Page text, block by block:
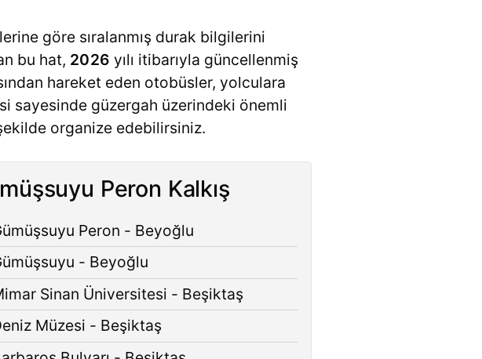
göre sıralanmış durak bilgilerini
bu hat, 2026 yılı itibarıyla güncellenmiş
hareket eden otobüsler, yolculara
sayesinde güzergah üzerindeki önemli
organize edebilirsiniz.
Peron Kalkış
Peron - Beyoğlu
- Beyoğlu
Sinan Üniversitesi - Beşiktaş
Müzesi - Beşiktaş